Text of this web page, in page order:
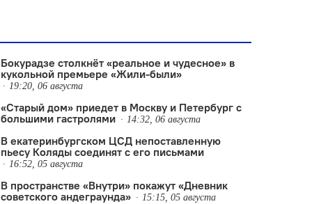
Бокурадзе столкнëт «реальное и чудесное» в
кукольной премьере «Жили-были»
19:20, 06 августа
«Старый дом» приедет в Москву и Петербург с
большими гастролями
14:32, 06 августа
В екатеринбургском ЦСД непоставленную
пьесу Коляды соединят с его письмами
16:52, 05 августа
В пространстве «Внутри» покажут «Дневник
советского андеграунда»
15:15, 05 августа